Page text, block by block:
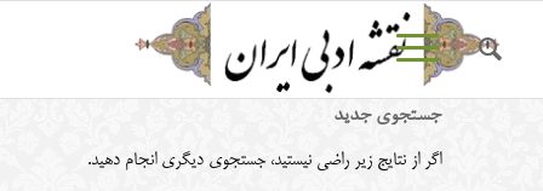
جستجوی جدید
اگر از نتایج زیر راضی نیستید، جستجوی دیگری انجام دهید.